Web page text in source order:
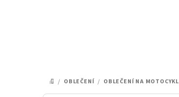
DOMŮ
/ OBLEČENÍ / OBLEČENÍ NA MOTOCYKL